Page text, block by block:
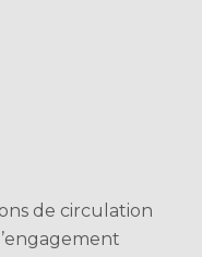
de circulation